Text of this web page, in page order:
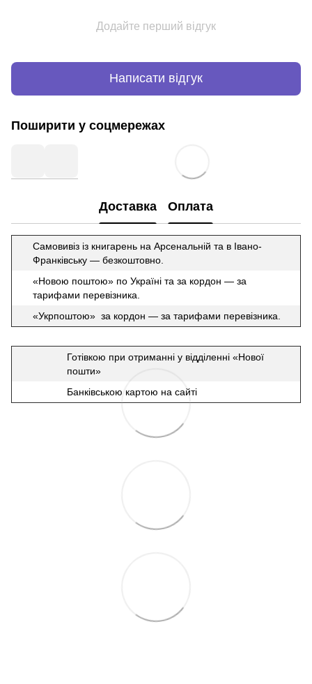
Додайте перший відгук
Написати відгук
Поширити у соцмережах
Доставка Оплата
Самовивіз із книгарень на Арсенальній та в Івано-
Франківську — безкоштовно.
«Новою поштою» по Україні та за кордон — за
тарифами перевізника.
«Укрпоштою» за кордон — за тарифами перевізника.
Готівкою при отриманні у відділенні «Нової
пошти»
Банківською картою на сайті